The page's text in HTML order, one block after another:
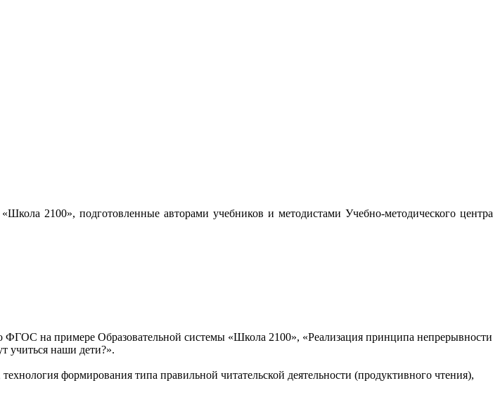
2100», подготовленные авторами учебников и методистами Учебно-методического центра
ФГОС на примере Образовательной системы «Школа 2100», «Реализация принципа непрерывности
учиться наши дети?».
формирования типа правильной читательской деятельности (продуктивного чтения),